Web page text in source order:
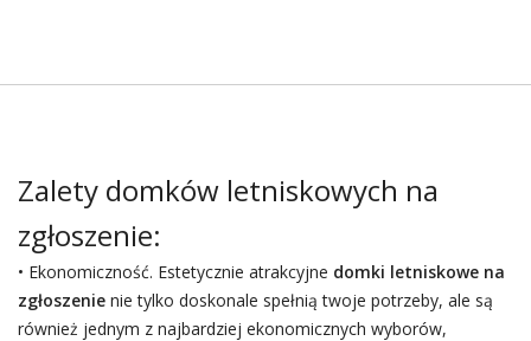
Zalety domków letniskowych na
zgłoszenie:
• Ekonomiczność. Estetycznie atrakcyjne domki letniskowe na
zgłoszenienie tylko doskonale spełnią twoje potrzeby, ale są
również jednym z najbardziej ekonomicznych wyborów,